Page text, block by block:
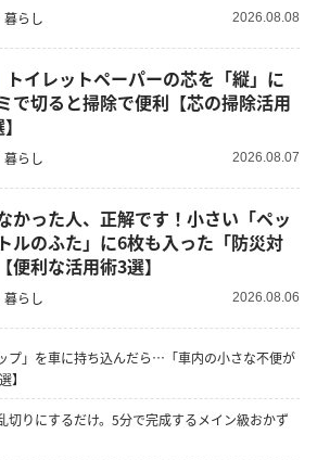
暮らし 2026.08.08
で切ると掃除で便利【芯の掃除活用
暮らし 2026.08.07
かった人、正解です！小さい「ペッ
ルのふた」に6枚も入った「防災対
便利な活用術3選】
暮らし 2026.08.06
プ」を車に持ち込んだら…「車内の小さな不便が
】
切りにするだけ。5分で完成するメイン級おかず